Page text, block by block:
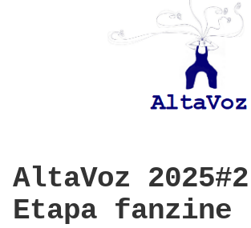
AltaVoz
Etapa fanzine